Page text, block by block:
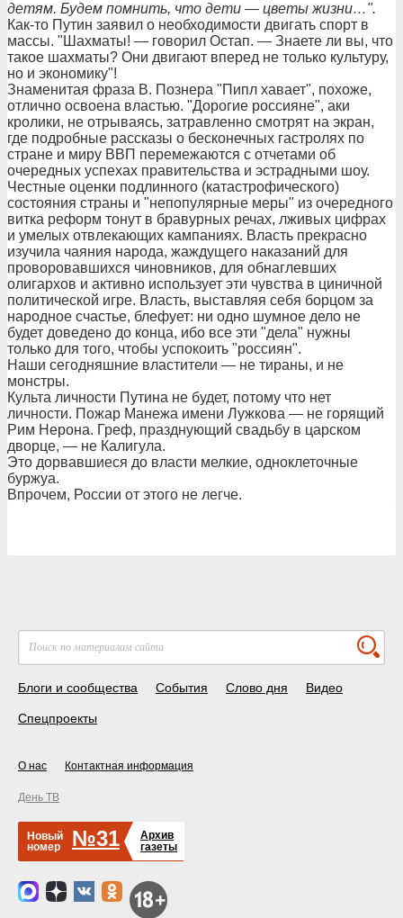
детям. Будем помнить, что дети — цветы жизни…".
Как-то Путин заявил о необходимости двигать спорт в
массы. "Шахматы! — говорил Остап. — Знаете ли вы, что
такое шахматы? Они двигают вперед не только культуру,
но и экономику"!
Знаменитая фраза В. Познера "Пипл хавает", похоже,
отлично освоена властью. "Дорогие россияне", аки
кролики, не отрываясь, затравленно смотрят на экран,
где подробные рассказы о бесконечных гастролях по
стране и миру ВВП перемежаются с отчетами об
очередных успехах правительства и эстрадными шоу.
Честные оценки подлинного (катастрофического)
состояния страны и "непопулярные меры" из очередного
витка реформ тонут в бравурных речах, лживых цифрах
и умелых отвлекающих кампаниях. Власть прекрасно
изучила чаяния народа, жаждущего наказаний для
проворовавшихся чиновников, для обнаглевших
олигархов и активно использует эти чувства в циничной
политической игре. Власть, выставляя себя борцом за
народное счастье, блефует: ни одно шумное дело не
будет доведено до конца, ибо все эти "дела" нужны
только для того, чтобы успокоить "россиян".
Наши сегодняшние властители — не тираны, и не
монстры.
Культа личности Путина не будет, потому что нет
личности. Пожар Манежа имени Лужкова — не горящий
Рим Нерона. Греф, празднующий свадьбу в царском
дворце, — не Калигула.
Это дорвавшиеся до власти мелкие, одноклеточные
буржуа.
Впрочем, России от этого не легче.
Блоги и сообщества События Слово дня Видео
Спецпроекты
О нас Контактная информация
День ТВ
Новый
номер
№31
Архив
газеты